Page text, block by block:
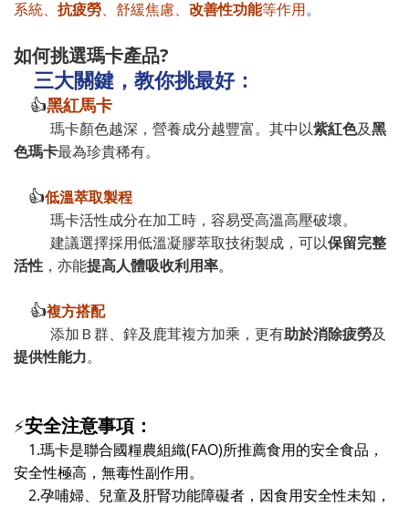
系統、 抗疲勞、舒緩焦慮、 改善性功能等作用。
如何挑選瑪卡產品?
三大關鍵，教你挑最好：
👍黑紅馬卡
瑪卡顏色越深，營養成分越豐富。其中以紫紅色及黑
色瑪卡最為珍貴稀有。
👍低溫萃取製程
瑪卡活性成分在加工時，容易受高溫高壓破壞。
建議選擇採用低溫凝膠萃取技術製成，可以保留完整
活性 ，亦能提高人體吸收利用率。
👍複方搭配
添加Ｂ群、鋅及鹿茸複方加乘，更有助於消除疲勞及
提供性能力。
⚡安全注意事項：
1.瑪卡是聯合國糧農組織(FAO)所推薦食用的安全食品，
安全性極高，無毒性副作用。
2.孕哺婦、兒童及肝腎功能障礙者，因食用安全性未知，